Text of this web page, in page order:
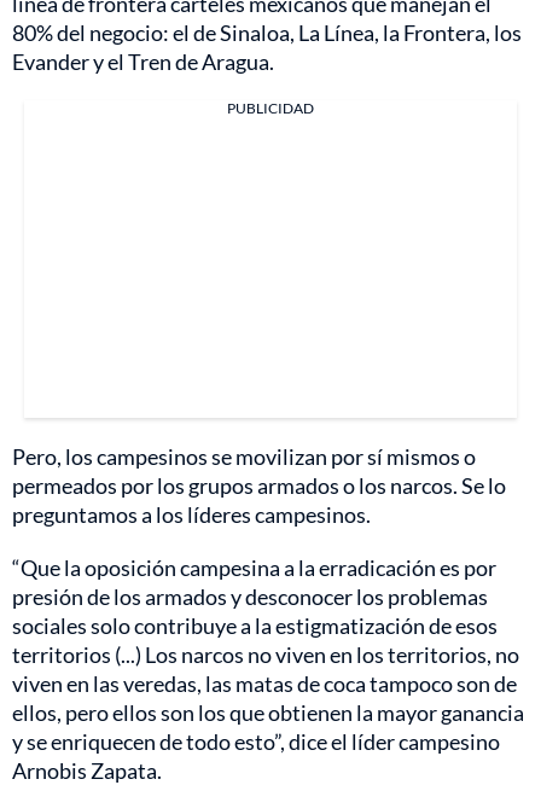
80% del negocio: el de Sinaloa, La Línea, la Frontera, los
Evander y el Tren de Aragua.
PUBLICIDAD
Pero, los campesinos se movilizan por sí mismos o
permeados por los grupos armados o los narcos. Se lo
preguntamos a los líderes campesinos.
“Que la oposición campesina a la erradicación es por
presión de los armados y desconocer los problemas
sociales solo contribuye a la estigmatización de esos
territorios (...) Los narcos no viven en los territorios, no
viven en las veredas, las matas de coca tampoco son de
ellos, pero ellos son los que obtienen la mayor ganancia
y se enriquecen de todo esto”, dice el líder campesino
Arnobis Zapata.